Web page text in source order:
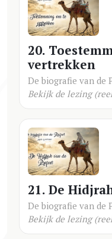
20.
vertrekken
De biografie van de
Bekijk de lezing
21. De
De biografie van de
Bekijk de lezing